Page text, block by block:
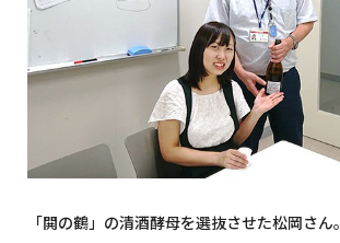
「閧の鶴」の清酒酵母を選抜させた松岡さん。